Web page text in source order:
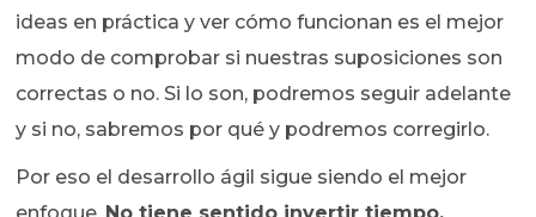
ideas en práctica y ver cómo funcionan es el mejor
modo de comprobar si nuestras suposiciones son
correctas o no. Si lo son, podremos seguir adelante
y si no, sabremos por qué y podremos corregirlo.
Por eso el desarrollo ágil sigue siendo el mejor